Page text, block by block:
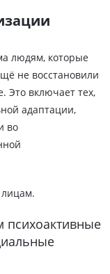
людям, которые
не восстановили
Это включает тех,
адаптации,
во
психоактивные